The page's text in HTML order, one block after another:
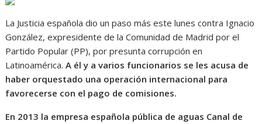
La Justicia española dio un paso más este lunes contra Ignacio
González, expresidente de la Comunidad de Madrid por el
Partido Popular (PP), por presunta corrupción en
Latinoamérica. A él y a varios funcionarios se les acusa de
haber orquestado una operación internacional para
favorecerse con el pago de comisiones.
En 2013 la empresa española pública de aguas Canal de